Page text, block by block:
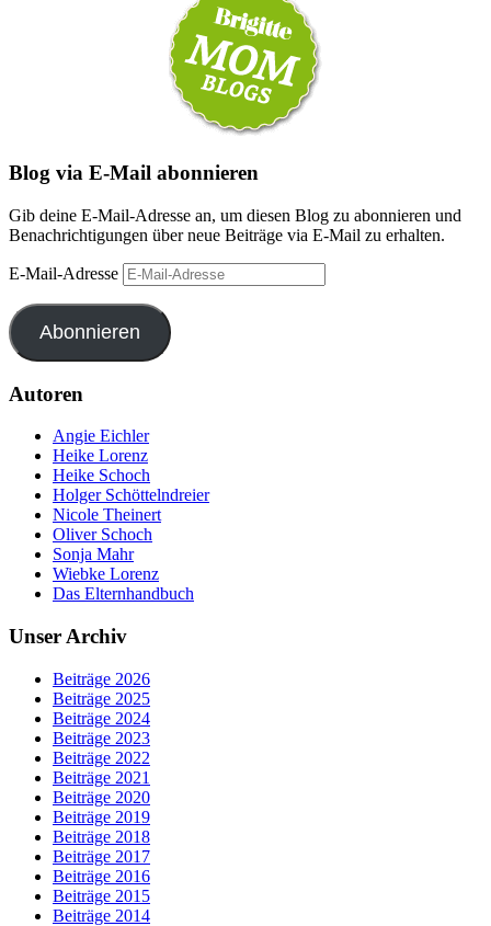
Blog via E-Mail abonnieren
Gib deine E-Mail-Adresse an, um diesen Blog zu abonnieren und
Benachrichtigungen über neue Beiträge via E-Mail zu erhalten.
E-Mail-Adresse
Abonnieren
Autoren
Angie Eichler
Heike Lorenz
Heike Schoch
Holger Schöttelndreier
Nicole Theinert
Oliver Schoch
Sonja Mahr
Wiebke Lorenz
Das Elternhandbuch
Unser Archiv
Beiträge 2026
Beiträge 2025
Beiträge 2024
Beiträge 2023
Beiträge 2022
Beiträge 2021
Beiträge 2020
Beiträge 2019
Beiträge 2018
Beiträge 2017
Beiträge 2016
Beiträge 2015
Beiträge 2014